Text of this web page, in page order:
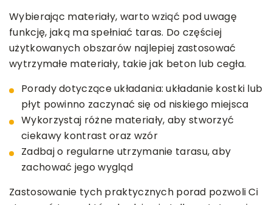
Wybierając materiały, warto wziąć pod uwagę
funkcję, jaką ma spełniać taras. Do częściej
użytkowanych obszarów najlepiej zastosować
wytrzymałe materiały, takie jak beton lub cegła.
Porady dotyczące układania: układanie kostki lub
płyt powinno zaczynać się od niskiego miejsca
Wykorzystaj różne materiały, aby stworzyć
ciekawy kontrast oraz wzór
Zadbaj o regularne utrzymanie tarasu, aby
zachować jego wygląd
Zastosowanie tych praktycznych porad pozwoli Ci